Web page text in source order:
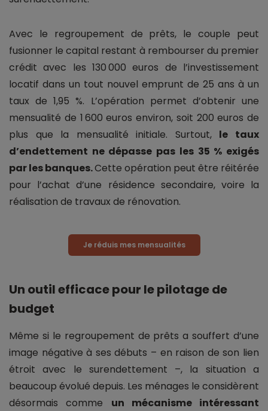
Avec le regroupement de prêts, le couple peut
fusionner le capital restant à rembourser du premier
crédit avec les 130 000 euros de l’investissement
locatif dans un tout nouvel emprunt de 25 ans à un
taux de 1,95 %. L’opération permet d’obtenir une
mensualité de 1 600 euros environ, soit 200 euros de
plus que la mensualité initiale. Surtout, le taux
d’endettement ne dépasse pas les 35 % exigés
par les banques.Cette opération peut être réitérée
pour l’achat d’une résidence secondaire, voire la
réalisation de travaux de rénovation.
Je réduis mes mensualités
Un outil efficace pour le pilotage de
budget
Même si le regroupement de prêts a souffert d’une
image négative à ses débuts – en raison de son lien
étroit avec le surendettement –, la situation a
beaucoup évolué depuis. Les ménages le considèrent
désormais comme un mécanisme intéressant